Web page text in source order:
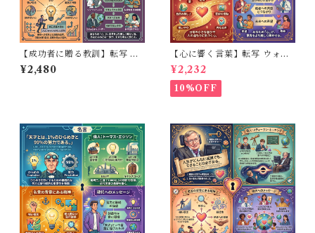
【成功者に贈る教訓】転写 ウ
ォールステッカー ビルゲイツ
英語 名言 ペイント風仕上がり
¥2,480
【心に響く言葉】転写 ウォー
ルステッカー ヘレンケラー 英
語 名言 ペイント風 高級感 模
様替え ブラック 30×50cm
¥2,232
10%OFF